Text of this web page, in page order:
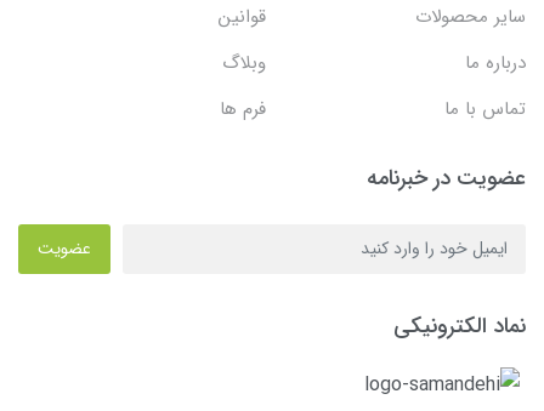
سایر محصولات
قوانین
درباره ما
وبلاگ
تماس با ما
فرم ها
عضویت در خبرنامه
عضویت
نماد الکترونیکی